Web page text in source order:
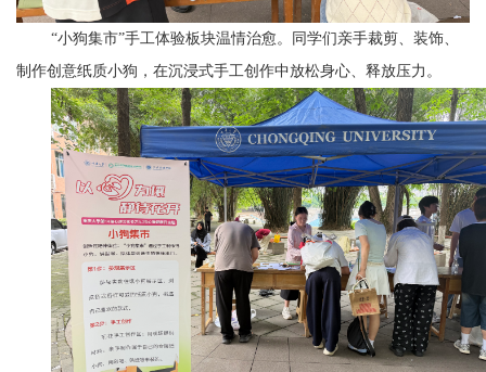
“小狗集市”手工体验板块温情治愈。同学们亲手裁剪、装饰、
制作创意纸质小狗，在沉浸式手工创作中放松身心、释放压力。